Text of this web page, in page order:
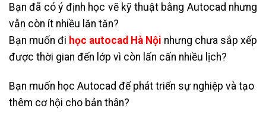
Bạn đã có ý định học vẽ kỹ thuật bằng Autocad nhưng
vẫn còn ít nhiều lăn tăn?
Bạn muốn đi học autocad Hà Nội nhưng chưa sắp xếp
được thời gian đến lớp vì còn lấn cấn nhiều lịch?
Bạn muốn học Autocad để phát triển sự nghiệp và tạo
thêm cơ hội cho bản thân?